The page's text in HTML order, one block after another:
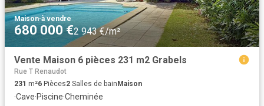
Maison·à vendre
680 000 €2 943 €/m²
Vente Maison 6 pièces 231 m2 Grabels
Rue T Renaudot
231 m²6 Pièces2 Salles de bainMaison
·Cave·Piscine·Cheminée